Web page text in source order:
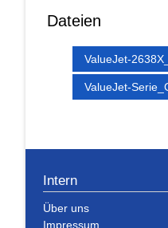
Dateien
ValueJet-
ValueJet-
Intern
Über uns
Impressum